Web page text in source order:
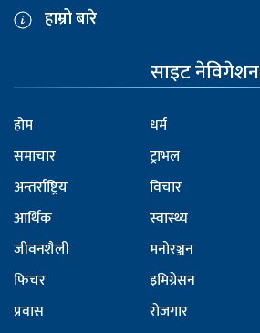
हाम्रो बारे
साइट नेविगेशन
होम
समाचार
अन्तर्राष्ट्रिय
आर्थिक
जीवनशैली
फिचर
प्रवास
धर्म
ट्राभल
विचार
स्वास्थ्य
मनोरञ्जन
इमिग्रेसन
रोजगार